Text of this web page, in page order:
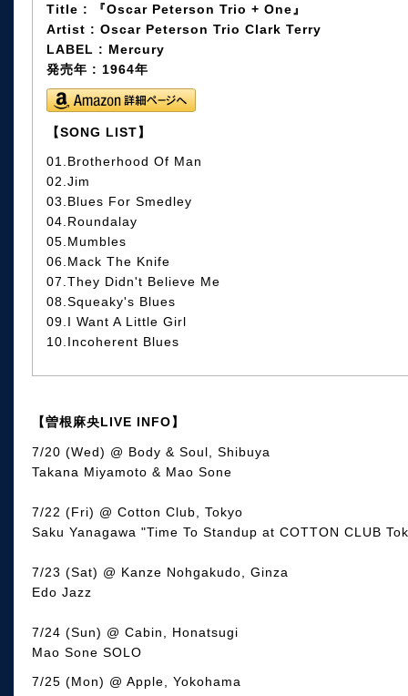
Title : 『Oscar Peterson Trio + One』
Artist : Oscar Peterson Trio Clark Terry
LABEL : Mercury
発売年 : 1964年
【SONG LIST】
01.Brotherhood Of Man
02.Jim
03.Blues For Smedley
04.Roundalay
05.Mumbles
06.Mack The Knife
07.They Didn't Believe Me
08.Squeaky's Blues
09.I Want A Little Girl
10.Incoherent Blues
【曽根麻央LIVE INFO】
7/20 (Wed) @ Body & Soul, Shibuya
Takana Miyamoto & Mao Sone
7/22 (Fri) @ Cotton Club, Tokyo
Saku Yanagawa "Time To Standup at COTTON CLUB
7/23 (Sat) @ Kanze Nohgakudo, Ginza
Edo Jazz
7/24 (Sun) @ Cabin, Honatsugi
Mao Sone SOLO
7/25 (Mon) @ Apple, Yokohama